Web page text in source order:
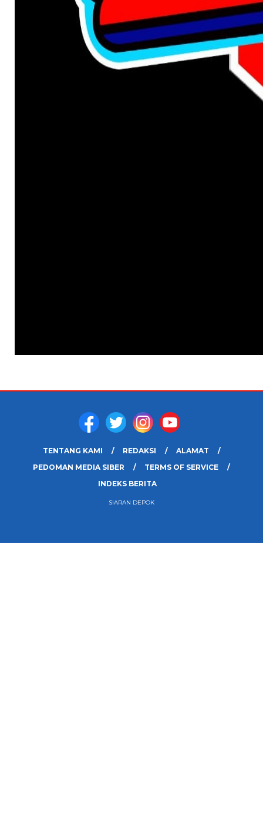
TENTANG KAMI REDAKSI
ALAMAT
PEDOMAN MEDIA SIBER
TERMS OF SERVICE
INDEKS BERITA
SIARAN DEPOK